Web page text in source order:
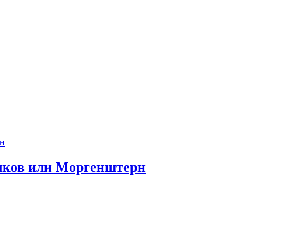
или Моргенштерн